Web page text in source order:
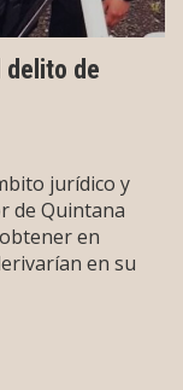
delito de
jurídico y
de Quintana
en
en su